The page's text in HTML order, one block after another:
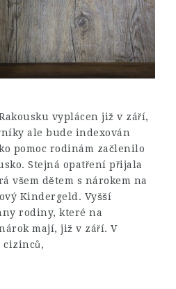
vyplácen již v září,
ale bude indexován
pomoc rodinám začlenilo
Stejná opatření přijala
všem dětem s nárokem na
Kindergeld. Vyšší
rodiny, které na
mají, již v září. V
cizinců,